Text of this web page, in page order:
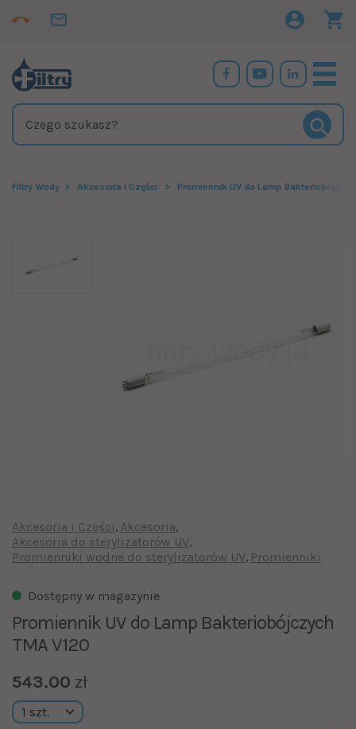
Filtry Wody Akcesoria i Części Promiennik UV do Lamp
Akcesoria i Części Akcesoria
Akcesoria do sterylizatorów UV
Promienniki wodne do sterylizatorów UV Promienniki
Dostępny w magazynie
Promiennik UV do Lamp Bakteriobójczych
TMA V120
543.00 zł